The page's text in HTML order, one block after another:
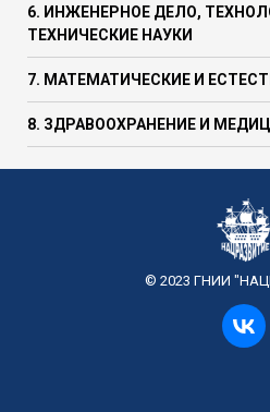
6. ИНЖЕНЕРНОЕ ДЕЛО,
ТЕХНИЧЕСКИЕ НАУКИ
7. МАТЕМАТИЧЕСКИЕ И
8. ЗДРАВООХРАНЕНИЕ И
© 2023 ГНИИ